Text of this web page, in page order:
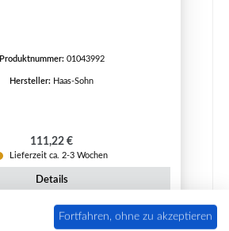
Produktnummer: 01043992
Hersteller: Haas-Sohn
Regulärer Preis:
111,22 €
Lieferzeit ca. 2-3 Wochen
Details
Fortfahren, ohne zu akzeptieren